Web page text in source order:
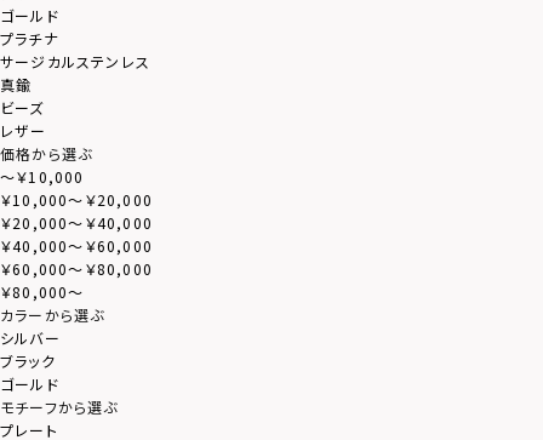
ゴールド
プラチナ
サージカルステンレス
真鍮
ビーズ
レザー
価格から選ぶ
～￥10,000
￥10,000～￥20,000
￥20,000～￥40,000
￥40,000～￥60,000
￥60,000～￥80,000
￥80,000～
カラーから選ぶ
シルバー
ブラック
ゴールド
モチーフから選ぶ
プレート